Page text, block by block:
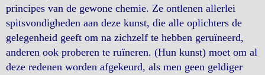
principes van de gewone chemie. Ze ontlenen allerlei
spitsvondigheden aan deze kunst, die alle oplichters de
gelegenheid geeft om na zichzelf te hebben geruïneerd,
anderen ook proberen te ruïneren. (Hun kunst) moet om al
deze redenen worden afgekeurd, als men geen geldiger